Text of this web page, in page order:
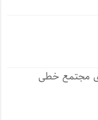
مجتمع خطی